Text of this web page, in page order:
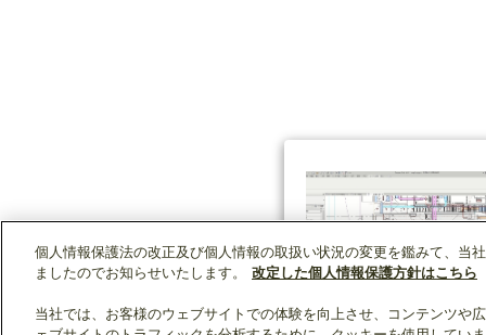
個人情報保護法の改正及び個人情報の取扱い状況の変更を鑑みて、当
ましたのでお知らせいたします。
改定した個人情報保護方針はこちら
当社では、お客様のウェブサイトでの体験を向上させ、コンテンツや